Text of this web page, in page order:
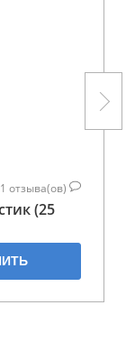
1 отзыва(ов)
(25